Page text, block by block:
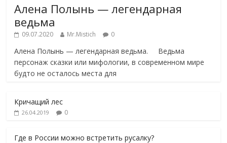
Алена Полынь — легендарная
ведьма
09.07.2020 Mr.Mistich 0
Алена Полынь — легендарная ведьма. Ведьма
персонаж сказки или мифологии, в современном мире
будто не осталось места для
Кричащий лес
26.04.2019 0
Где в России можно встретить русалку?